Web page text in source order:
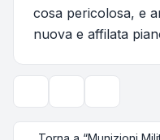
cosa pericolosa, e
nuova e affilata
Opzioni di